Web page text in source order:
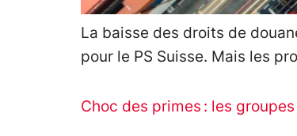
La baisse des droits de
pour le PS Suisse. Mais les
Choc des primes : les